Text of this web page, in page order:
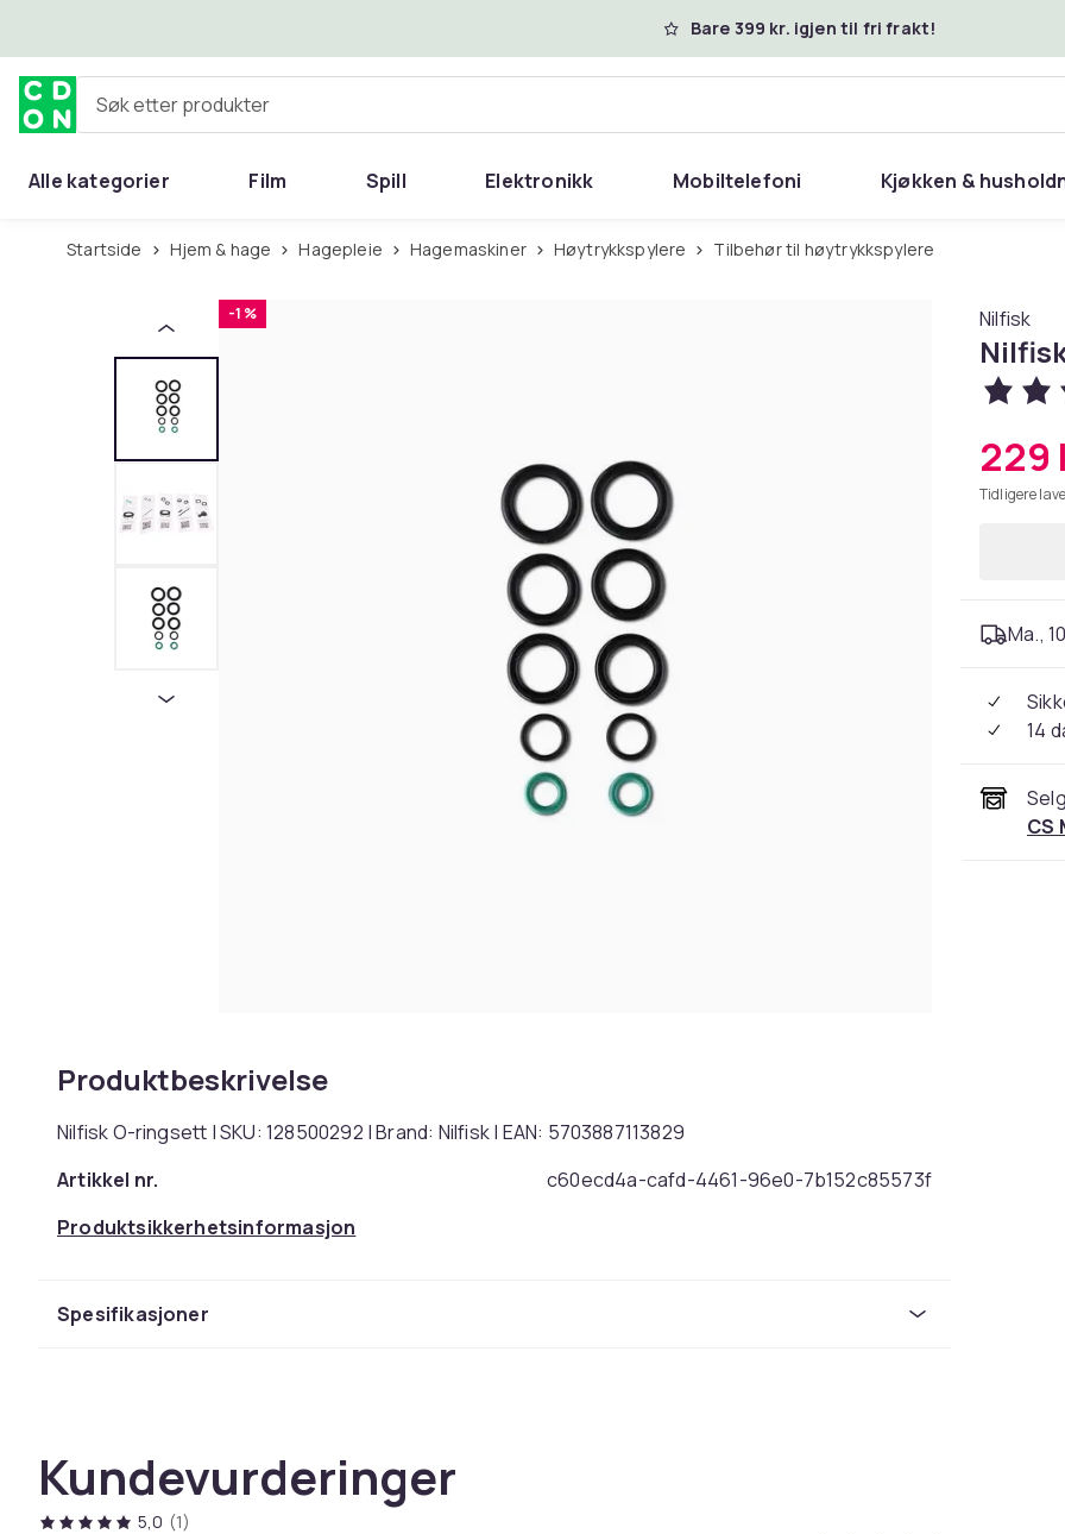
Bare 399 kr. igjen til fri frakt!
Søk etter produkter
Alle kategorier Film Spill Elektronikk Mobiltelefoni Kjøkken &
Startside Hjem & hage Hagepleie Hagemaskiner Høytrykkspylere Tilbehør til høytrykkspylere
-1 %
Produktbeskrivelse
Nilfisk O-ringsett | SKU: 128500292 | Brand: Nilfisk | EAN: 5703887113829
Artikkel nr.
c60ecd4a-cafd-4461-96e0-7b152c85573f
Produktsikkerhetsinformasjon
Spesifikasjoner
Kundevurderinger
5,0 (1)
Nilfisk
229
Tidligere
Ma.,
14
CS